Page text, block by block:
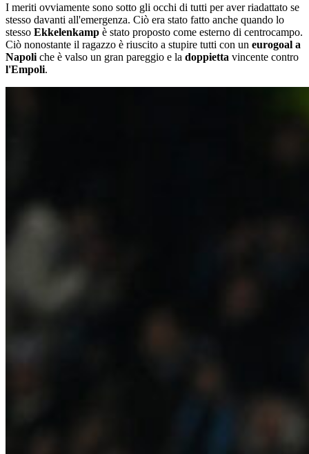
I meriti ovviamente sono sotto gli occhi di tutti per aver riadattato se
stesso davanti all'emergenza. Ciò era stato fatto anche quando lo
stesso Ekkelenkamp è stato proposto come esterno di centrocampo.
Ciò nonostante il ragazzo è riuscito a stupire tutti con un eurogoal a
Napoli che è valso un gran pareggio e la doppietta vincente contro
l'Empoli.